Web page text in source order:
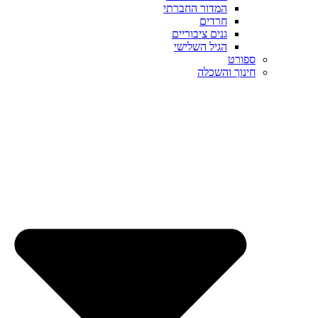
המדור החברתי
חרדים
גנים ציבוריים
הגיל השלישי
ספורט
חינוך והשכלה